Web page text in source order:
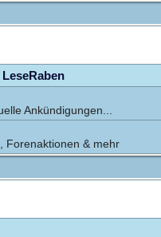
Ankündigungen...
Forenaktionen & mehr